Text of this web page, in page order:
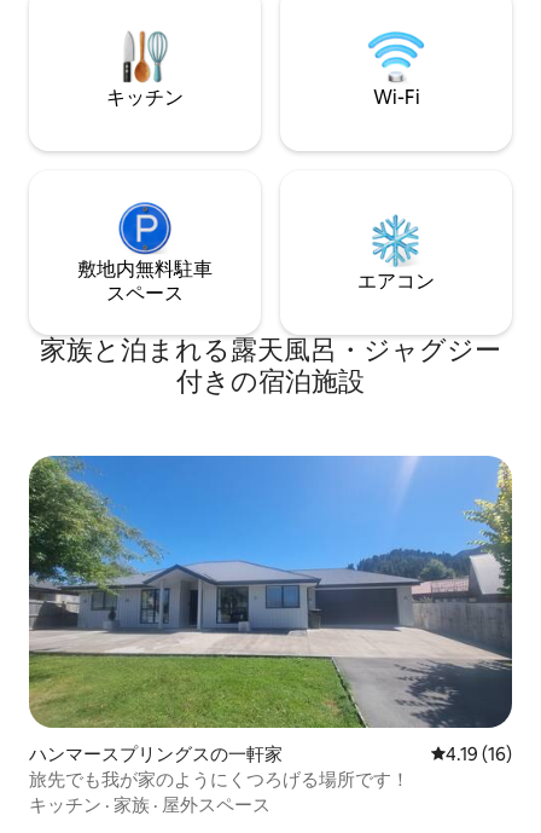
ーンサイズ17ドル シングル13ドル タオル1
ドル BBQの清掃$30
キッチン Wi-Fi
敷地内無料駐⁠車
ス⁠ペ⁠ー⁠ス
エアコン
家族と泊まれる露天風呂・ジャグジー
付きの宿泊施設
ハンマースプリングスの一軒家 レビュー16
4.19 (16)
旅先でも我が家のようにくつろげる場所です！
キッチン · 家族 · 屋外スペース